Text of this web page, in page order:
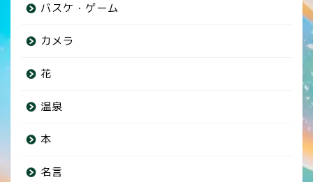
バスケ・ゲーム
カメラ
花
温泉
本
名言